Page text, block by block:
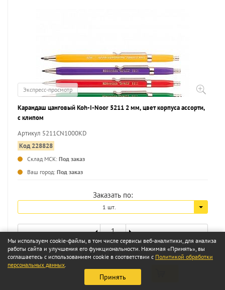
Экспресс-просмотр
Карандаш цанговый Koh-I-Noor 5211 2 мм, цвет корпуса ассорти,
с клипом
Артикул 5211CN1000KD
Код 228828
Склад МСК: Под заказ
Ваш город: Под заказ
Заказать по:
1 шт.
69122 a
Мы используем cookie-файлы, в том числе сервисы веб-аналитики, для анализа
работы сайта и улучшения его функциональности. Нажимая «Принять», вы
соглашаетесь с использованием cookie в соответствии с Политикой обработки
персональных данных.
Принять